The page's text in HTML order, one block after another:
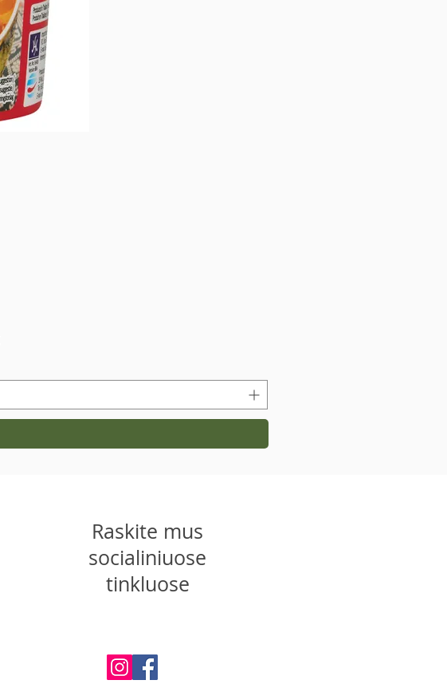
Raskite mus
socialiniuose
tinkluose